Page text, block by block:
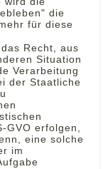
die
für diese
Recht, aus
Situation
Verarbeitung
der Staatliche
GVO erfolgen,
eine solche
im